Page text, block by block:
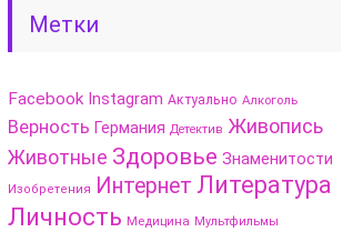
Метки
Facebook Instagram Актуально Алкоголь
Верность Германия Детектив Живопись
Животные Здоровье Знаменитости
Изобретения Интернет Литература
Личность Медицина Мультфильмы